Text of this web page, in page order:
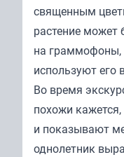
священным
растение может
на граммофоны,
используют его
Во время
похожи
и показывают
однолетник